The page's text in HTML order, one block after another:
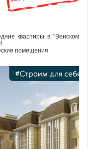
квартиры в "Венском
помещения.